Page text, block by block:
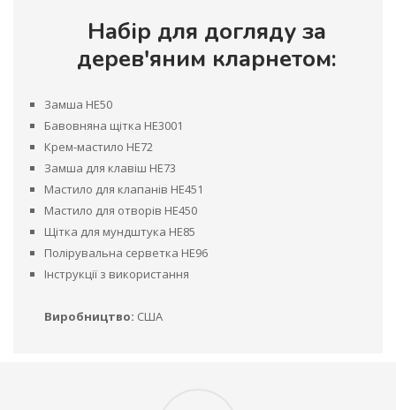
Набір для догляду за
дерев'яним кларнетом:
Замша HE50
Бавовняна щітка HE3001
Крем-мастило HE72
Замша для клавіш HE73
Мастило для клапанів HE451
Мастило для отворів HE450
Щітка для мундштука HE85
Полірувальна серветка HE96
Інструкції з використання
Виробництво: США